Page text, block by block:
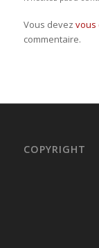
Vous devez vous
commentaire.
COPYRIGHT